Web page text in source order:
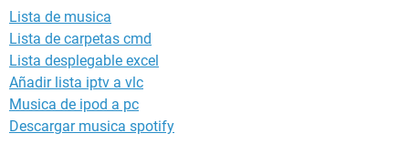
Lista de musica
Lista de carpetas cmd
Lista desplegable excel
Añadir lista iptv a vlc
Musica de ipod a pc
Descargar musica spotify